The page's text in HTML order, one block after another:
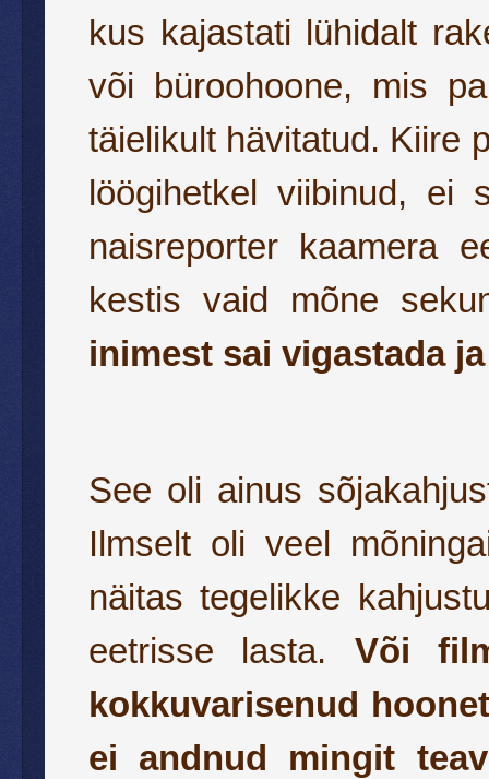
kus kajastati lühidalt
või büroohoone, mis
täielikult hävitatud. Kiire
löögihetkel viibinud, ei
naisreporter kaamera
kestis vaid mõne
inimest sai vigastada
See oli ainus
Ilmselt oli veel
näitas tegelikke
eetrisse lasta. Või
kokkuvarisenud
ei andnud mingit